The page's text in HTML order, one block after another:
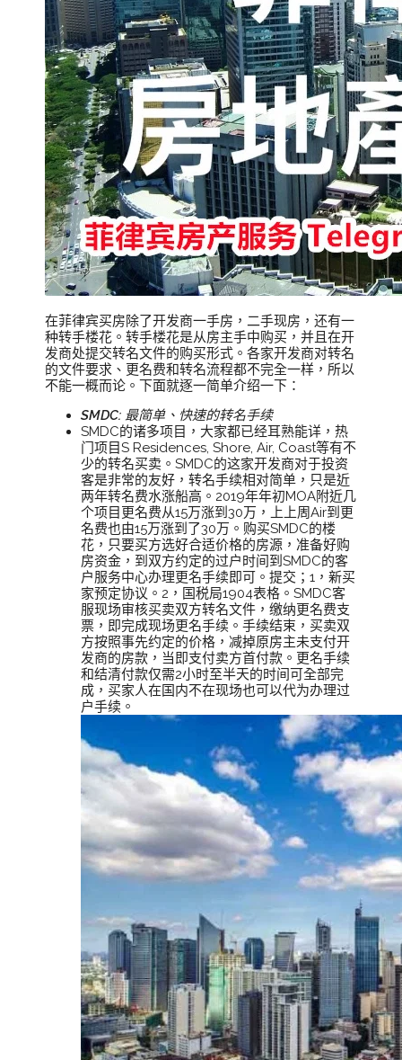
在菲律宾买房除了开发商一手房，二手现房，还有一
种转手楼花。转手楼花是从房主手中购买，并且在开
发商处提交转名文件的购买形式。各家开发商对转名
的文件要求、更名费和转名流程都不完全一样，所以
不能一概而论。下面就逐一简单介绍一下：
SMDC: 最简单、快速的转名手续
SMDC的诸多项目，大家都已经耳熟能详，热
门项目S Residences, Shore, Air, Coast等有不
少的转名买卖。SMDC的这家开发商对于投资
客是非常的友好，转名手续相对简单，只是近
两年转名费水涨船高。2019年年初MOA附近几
个项目更名费从15万涨到30万，上上周Air到更
名费也由15万涨到了30万。购买SMDC的楼
花，只要买方选好合适价格的房源，准备好购
房资金，到双方约定的过户时间到SMDC的客
户服务中心办理更名手续即可。提交；1，新买
家预定协议。2，国税局1904表格。SMDC客
服现场审核买卖双方转名文件，缴纳更名费支
票，即完成现场更名手续。手续结束，买卖双
方按照事先约定的价格，减掉原房主未支付开
发商的房款，当即支付卖方首付款。更名手续
和结清付款仅需2小时至半天的时间可全部完
成，买家人在国内不在现场也可以代为办理过
户手续。